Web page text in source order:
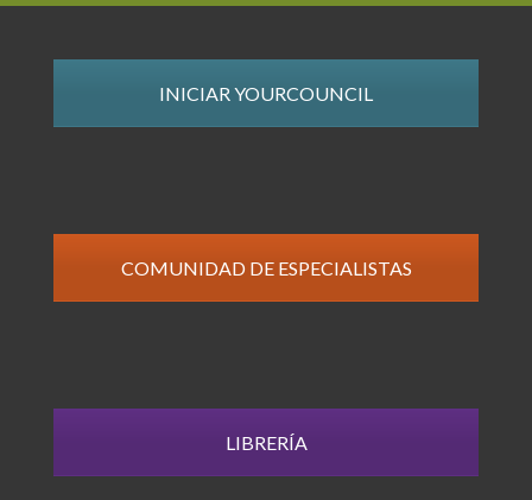
INICIAR YOURCOUNCIL
COMUNIDAD DE ESPECIALISTAS
LIBRERÍA